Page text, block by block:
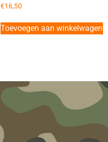
€16,50
Toevoegen aan winkelwagen